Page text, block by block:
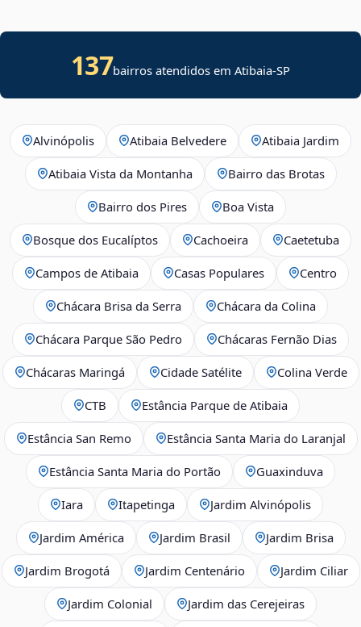
137bairros atendidos em Atibaia-SP
Alvinópolis Atibaia Belvedere Atibaia Jardim
Atibaia Vista da Montanha Bairro das Brotas
Bairro dos Pires Boa Vista
Bosque dos Eucalíptos Cachoeira Caetetuba
Campos de Atibaia Casas Populares Centro
Chácara Brisa da Serra Chácara da Colina
Chácara Parque São Pedro Chácaras Fernão Dias
Chácaras Maringá Cidade Satélite Colina Verde
CTB Estância Parque de Atibaia
Estância San Remo Estância Santa Maria do Laranjal
Estância Santa Maria do Portão Guaxinduva
Iara Itapetinga Jardim Alvinópolis
Jardim América Jardim Brasil Jardim Brisa
Jardim Brogotá Jardim Centenário Jardim Ciliar
Jardim Colonial Jardim das Cerejeiras